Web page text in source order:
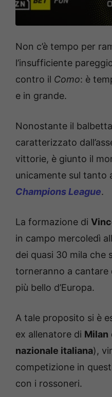
Non c’è tempo per
l’insufficiente
contro il Como: è
e in grande.
Nonostante il
caratterizzato
vittorie, è giunto il
unicamente sul tanto
Champions League.
La formazione di
in campo mercoledì
dei quasi 30 mila che
torneranno a cantare
più bello d’Europa.
A tale proposito si è
ex allenatore di Milan
nazionale italiana),
competizione in
con i rossoneri.